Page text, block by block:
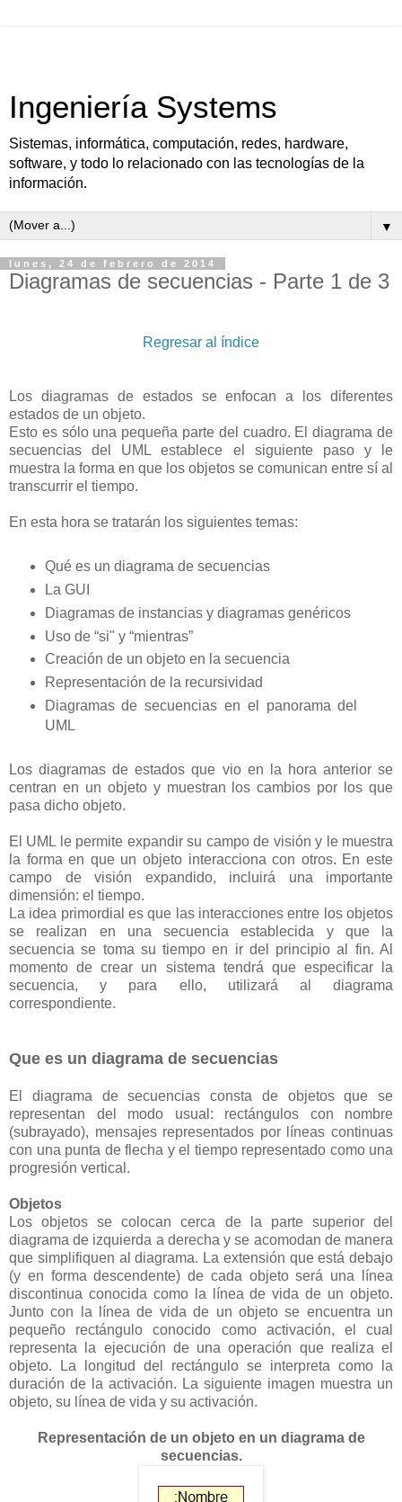
Ingeniería Systems
Sistemas, informática, computación, redes, hardware,
software, y todo lo relacionado con las tecnologías de la
información.
▼
lunes, 24 de febrero de 2014
Diagramas de secuencias - Parte 1 de 3
Regresar al índice
Los diagramas de estados se enfocan a los diferentes
estados de un objeto.
Esto es sólo una pequeña parte del cuadro. El diagrama de
secuencias del UML establece el siguiente paso y le
muestra la forma en que los objetos se comunican entre sí al
transcurrir el tiempo.
En esta hora se tratarán los siguientes temas:
Qué es un diagrama de secuencias
La GUI
Diagramas de instancias y diagramas genéricos
Uso de “si" y “mientras”
Creación de un objeto en la secuencia
Representación de la recursividad
Diagramas de secuencias en el panorama del
UML
Los diagramas de estados que vio en la hora anterior se
centran en un objeto y muestran los cambios por los que
pasa dicho objeto.
El UML le permite expandir su campo de visión y le muestra
la forma en que un objeto interacciona con otros. En este
campo de visión expandido, incluirá una importante
dimensión: el tiempo.
La idea primordial es que las interacciones entre los objetos
se realizan en una secuencia establecida y que la
secuencia se toma su tiempo en ir del principio al fin. Al
momento de crear un sistema tendrá que especificar la
secuencia, y para ello, utilizará al diagrama
correspondiente.
Que es un diagrama de secuencias
El diagrama de secuencias consta de objetos que se
representan del modo usual: rectángulos con nombre
(subrayado), mensajes representados por líneas continuas
con una punta de flecha y el tiempo representado como una
progresión vertical.
Objetos
Los objetos se colocan cerca de la parte superior del
diagrama de izquierda a derecha y se acomodan de manera
que simplifiquen al diagrama. La extensión que está debajo
(y en forma descendente) de cada objeto será una línea
discontinua conocida como la línea de vida de un objeto.
Junto con la línea de vida de un objeto se encuentra un
pequeño rectángulo conocido como activación, el cual
representa la ejecución de una operación que realiza el
objeto. La longitud del rectángulo se interpreta como la
duración de la activación. La siguiente imagen muestra un
objeto, su línea de vida y su activación.
Representación de un objeto en un diagrama de
secuencias.